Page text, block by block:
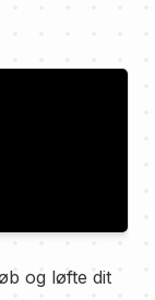
og løfte dit